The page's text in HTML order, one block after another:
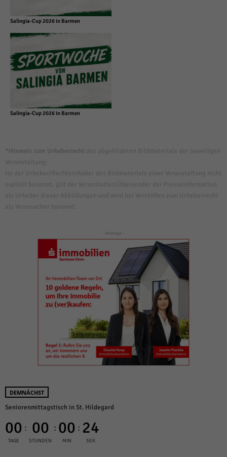
Salingia-Cup 2026 in Barmen
Salingia-Cup 2026 in Barmen
- Anzeige -
DEMNÄCHST
Seniorenmittagstisch in St. Hildegard
00
TAGE
: 00
STUNDEN
: 00
MIN
: 24
SEK